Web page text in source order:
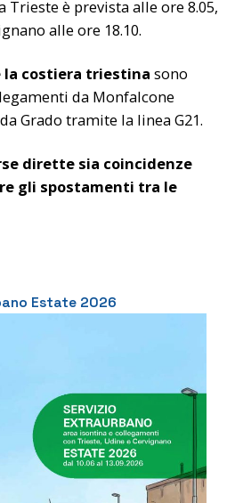
Trieste è prevista alle ore 8.05,
alle ore 18.10.
la costiera triestina sono
da Monfalcone
Grado tramite la linea G21.
dirette sia coincidenze
gli spostamenti tra le
Estate 2026